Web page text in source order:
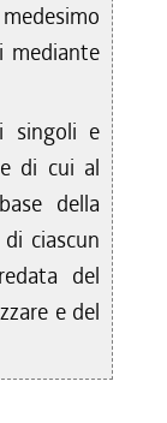
mediante
singoli e
di cui al
della
ciascun
del
e del